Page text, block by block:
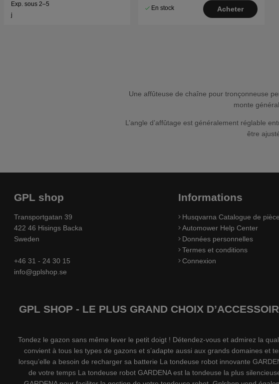
Exp. sous 2–5
j
En stock Acheter
Une affûteuse de chaîne pour tronçonneuse
monte
L’angle d’affûtage est généralement réglable
être
GPL shop
Transportgatan 39
422 46 Hisings Backa
Sweden
+46 31 - 24 30 15
info@gplshop.se
Informations
Husqvarna Catalogue de
Automower Help Center
Données personnelles
Termes et conditions
Connexion
GPL SHOP - LE PLUS GRAND CHOIX
Tondez le gazon sans même lever le petit doigt ! Détendez-vous et admirez la
convient à tous les types de gazons et s’adapte aussi aux grands domaines et
lorsqu’elle a besoin de recharger sa batterie La tondeuse robot innovante
de votre temps La tondeuse robot GARDENA est la tondeuse la plus